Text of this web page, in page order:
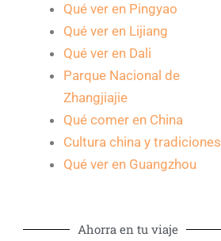
Qué ver en Pingyao
Qué ver en Lijiang
Qué ver en Dali
Parque Nacional de
Zhangjiajie
Qué comer en China
Cultura china y tradiciones
Qué ver en Guangzhou
Ahorra en tu viaje